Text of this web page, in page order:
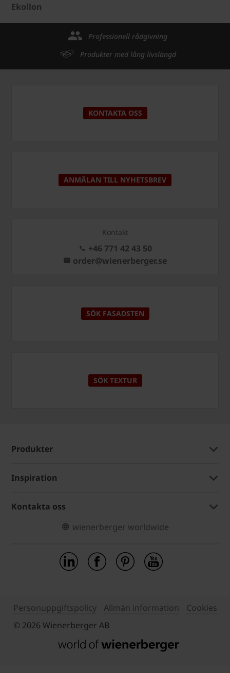
Ekollon
Professionell rådgivning
Produkter med lång livslängd
KONTAKTA OSS
ANMÄLAN TILL NYHETSBREV
Kontakt
+46 771 42 43 50
order@wienerberger.se
SÖK FASADSTEN
SÖK TEXTUR
Produkter
Inspiration
Kontakta oss
wienerberger worldwide
Personuppgiftspolicy Allmän information
Cookies
© 2026 Wienerberger AB